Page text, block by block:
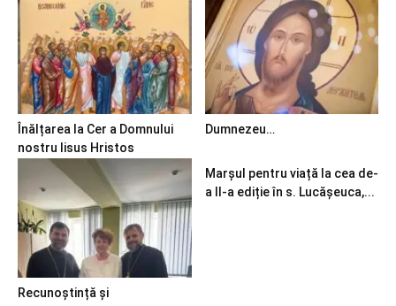
Înălțarea la Cer a Domnului
nostru Iisus Hristos
Dumnezeu…
Recunoștință și
Marșul pentru viață la cea de-
a II-a ediție în s. Lucășeuca,...